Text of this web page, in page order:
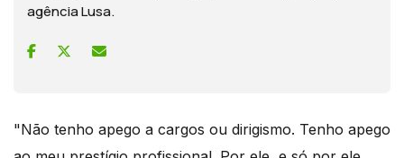
agência Lusa.
"Não tenho apego a cargos ou dirigismo. Tenho apego